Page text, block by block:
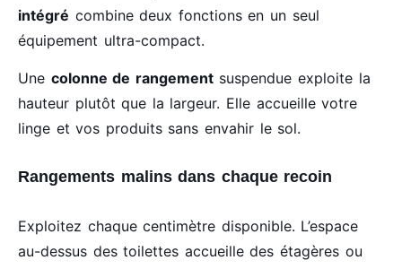
intégré combine deux fonctions en un seul
équipement ultra-compact.
Une colonne de rangementsuspendue exploite la
hauteur plutôt que la largeur. Elle accueille votre
linge et vos produits sans envahir le sol.
Rangements malins dans chaque recoin
Exploitez chaque centimètre disponible. L’espace
au-dessus des toilettes accueille des étagères ou